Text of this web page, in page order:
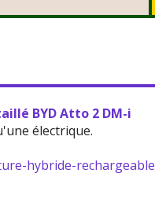
BYD Atto 2 DM-i
électrique.
hybride-rechargeable